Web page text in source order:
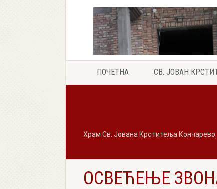
ПОЧЕТНА СВ. ЈОВАН
Храм Св. Јована Крститеља Кончарево
ОСВЕЋЕЊЕ